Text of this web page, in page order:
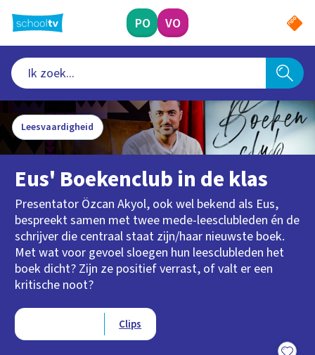
naar
hoofdinhoud
PO VO
Leesvaardigheid
Eus' Boekenclub in de klas
Presentator Özcan Akyol, ook wel bekend als Eus,
bespreekt samen met twee mede-leesclubleden én de
schrijver die centraal staat zijn/haar nieuwste boek.
Met wat voor gevoel sloegen hun leesclubleden het
boek dicht? Zijn ze positief verrast, of valt er een
kritische noot?
Type videos
Clips